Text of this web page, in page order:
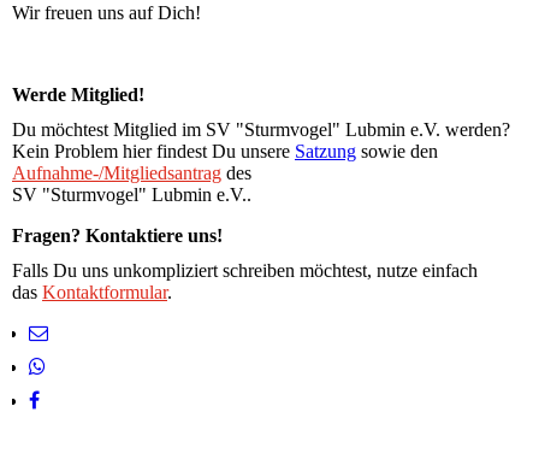
Wir freuen uns auf Dich!
Werde Mitglied!
Du möchtest Mitglied im SV "Sturmvogel" Lubmin e.V. werden?
Kein Problem hier findest Du unsere Satzung sowie den
Aufnahme-/Mitgliedsantrag des
SV "Sturmvogel" Lubmin e.V..
Fragen? Kontaktiere uns!
Falls Du uns unkompliziert schreiben möchtest, nutze einfach
das Kontaktformular.